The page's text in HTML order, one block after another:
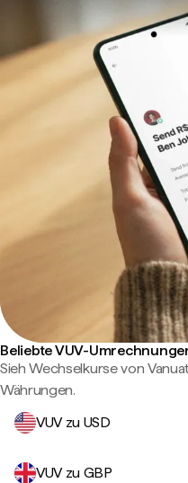
Beliebte VUV-
Sieh Wechselkurse von
Währungen.
VUV zu USD
VUV zu GBP